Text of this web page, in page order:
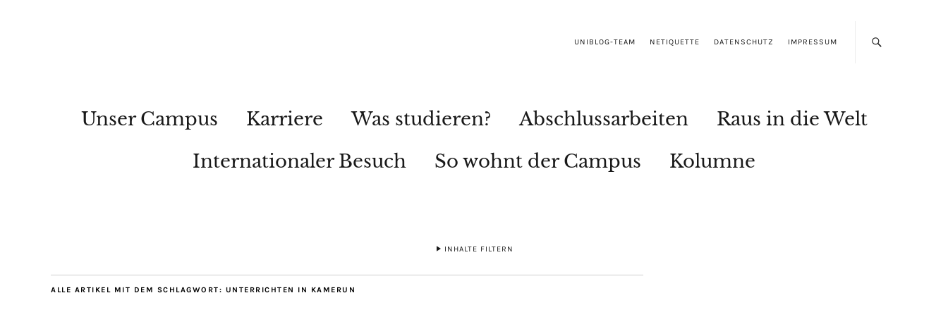
UNIBLOG-TEAM NETIQUETTE DATENSCHUTZ IMPRESSUM
Unser Campus Karriere Was studieren? Abschlussarbeiten
Raus in die Welt
Internationaler Besuch
So wohnt der Campus Kolumne
INHALTE FILTERN
ALLE ARTIKEL MIT DEM SCHLAGWORT: UNTERRICHTEN IN KAMERUN